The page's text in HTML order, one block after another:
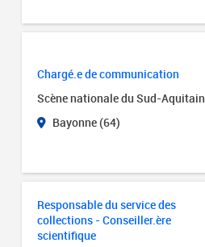
Chargé.e de communication
Scène nationale du Sud-Aquitain
Bayonne (64)
Responsable du service des
collections - Conseiller.ère
scientifique